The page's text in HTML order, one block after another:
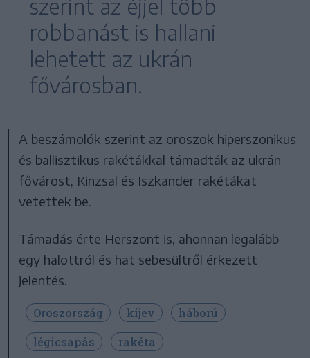
szerint az éjjel több
robbanást is hallani
lehetett az ukrán
fővárosban.
A beszámolók szerint az oroszok hiperszonikus
és ballisztikus rakétákkal támadták az ukrán
fővárost, Kinzsal és Iszkander rakétákat
vetettek be.
Támadás érte Herszont is, ahonnan legalább
egy halottról és hat sebesültről érkezett
jelentés.
Oroszország kijev
háború
légicsapás
rakéta